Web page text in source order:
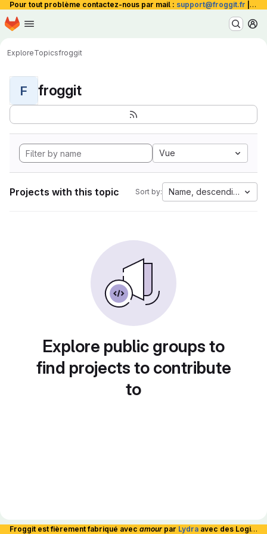
Pour tout problème contactez-nous par mail : support@froggit.fr La
Skip to main content
Homepage
ExploreTopicsfroggit
F froggit
Vue
Projects with this topic Sort by: Name, descending
Explore public groups to
find projects to contribute
to
Froggit est fièrement fabriqué avec amour par Lydra avec des Logiciels Libres et hébergé en